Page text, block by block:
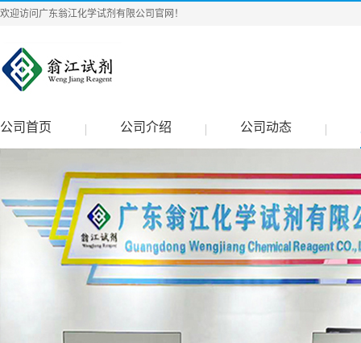
欢迎访问广东翁江化学试剂有限公司官网！
公司首页 公司介绍 公司动态